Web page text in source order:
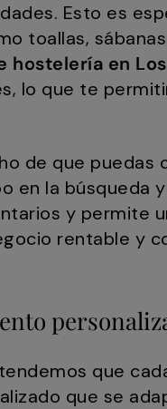
Esto es
toallas,
hostelería en
lo que te
de que puedas
en la búsqueda
y permite
rentable y
que
que se